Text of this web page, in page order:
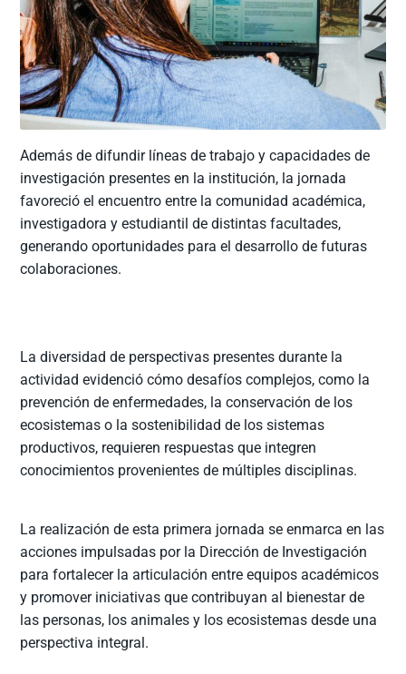
Además de difundir líneas de trabajo y capacidades de
investigación presentes en la institución, la jornada
favoreció el encuentro entre la comunidad académica,
investigadora y estudiantil de distintas facultades,
generando oportunidades para el desarrollo de futuras
colaboraciones.
La diversidad de perspectivas presentes durante la
actividad evidenció cómo desafíos complejos, como la
prevención de enfermedades, la conservación de los
ecosistemas o la sostenibilidad de los sistemas
productivos, requieren respuestas que integren
conocimientos provenientes de múltiples disciplinas.
La realización de esta primera jornada se enmarca en las
acciones impulsadas por la Dirección de Investigación
para fortalecer la articulación entre equipos académicos
y promover iniciativas que contribuyan al bienestar de
las personas, los animales y los ecosistemas desde una
perspectiva integral.